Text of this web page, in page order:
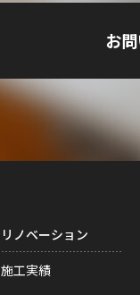
お
リノベーション
施工実績